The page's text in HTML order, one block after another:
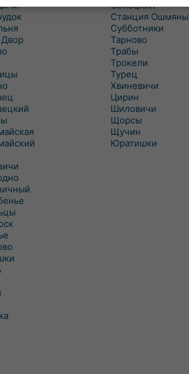
Сопоцкин
Станция Ошмяны
Субботники
Тарново
Трабы
Трокели
Турец
Хвиневичи
Цирин
Шиловичи
Щорсы
Щучин
Юратишки